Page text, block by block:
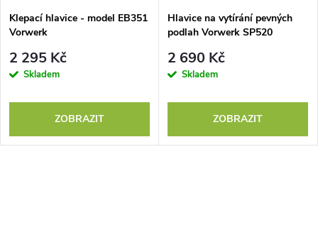
Klepací hlavice - model EB351
Vorwerk
2 295 Kč
Skladem
ZOBRAZIT
Hlavice na vytírání pevných
podlah Vorwerk SP520
2 690 Kč
Skladem
ZOBRAZIT